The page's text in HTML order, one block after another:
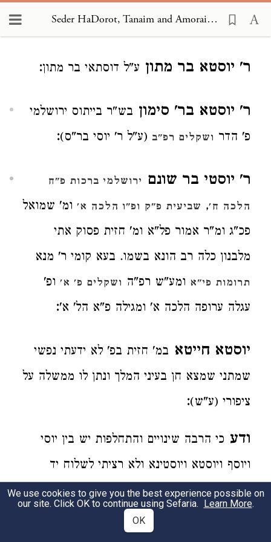
Seder HaDorot, Tanaim and Amoraim 1900
ר' יוסטא בר מתון ע"ל דוסתאי בר מתון:
ר' יוסטא בר' סימון בש"ר בייתוס ירושלמי
פ' הדר ושקלים רפ"ב (ע"ל ר' יוסי בר"ס):
ר' יוסטי בר שונם ירושלמי ברכות פ"ח
הלכה ח', שביעית פ"ק ופ"ו הלכה א' ומ' שמואל
פכ"ג ומ"ר אמור פל"א ומ' חזית פסוק אתי
מלבנון כלה רב הונא בשמו. בעא קומי ר' מנא
תרומות פי"א ומע"ש רפ"ה ושקלים פ' א' ופ'
עגלה ערופה הלכה א' ומגילה פ"א הל' א':
יוסטא חייטא במ' חזית בפ' לא ידעתי נפשי
שמתני שמצא חן בעיני המלך ונתן לו ממשלה על
ציפורי (ע"ש):
ודע כי הרבה שינויים והתחלפות יש בין יוסי
ויוסף ויוסטא ויוסטינא ולא רציתי לשלוח יד
והעתקתי כאשר נמצא ואתה ראה וחכם:
איש צרידה
We use cookies to give you the best experience possible on
our site. Click OK to continue using Sefaria. Learn More.
OK